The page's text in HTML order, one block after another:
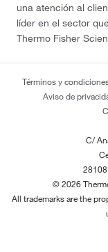
una atención al
líder en el sector
Thermo Fisher
Términos y
Aviso de
C/
© 2026
All trademarks are the